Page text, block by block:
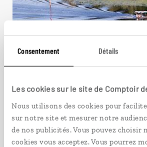
Consentement Détails
Les cookies sur le site de Comptoir
Nous utilisons des cookies pour
sur notre site et mesurer notre
de nos publicités. Vous pouvez choisir
cookies vous acceptez. Vous pourrez
Le Monténégro
eaux
Circuit autotour du lac de Skadar
l’Adriatique.